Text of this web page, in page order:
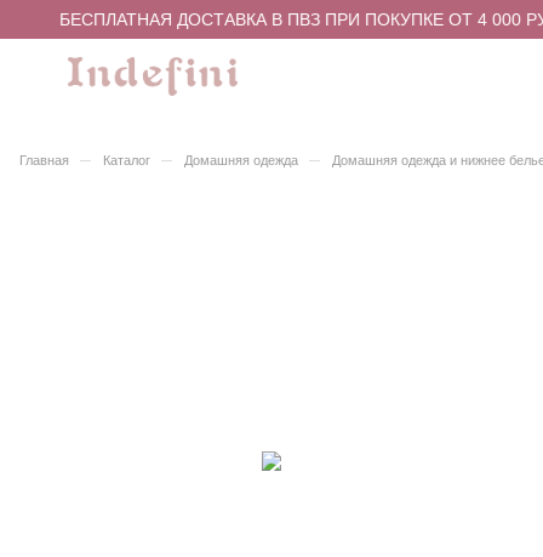
БЕСПЛАТНАЯ ДОСТАВКА В ПВЗ ПРИ ПОКУПКЕ ОТ 4 000
Главная – Каталог – Домашняя одежда – Домашняя одежда и нижнее